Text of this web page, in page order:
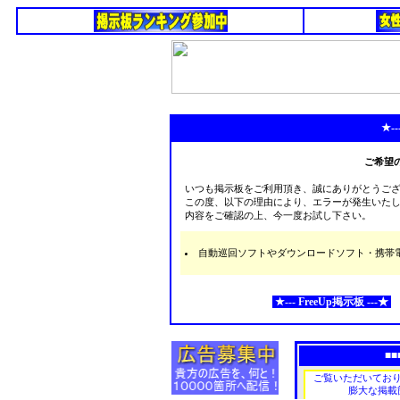
ご希望
いつも掲示板をご利用頂き、誠にありがとうご
この度、以下の理由により、エラーが発生いた
内容をご確認の上、今一度お試し下さい。
自動巡回ソフトやダウンロードソフト・携
★--- FreeUp掲示板 ---★